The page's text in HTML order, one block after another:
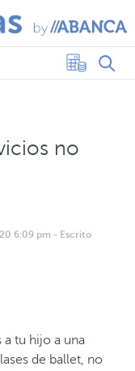
no
6:09 pm - Escrito
a tu hijo a una
de ballet, no